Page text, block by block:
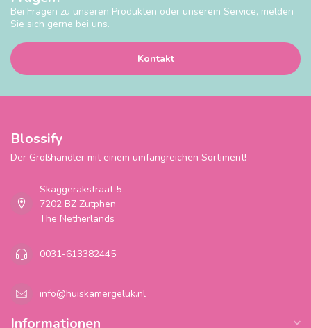
Bei Fragen zu unseren Produkten oder unserem Service, melden
Sie sich gerne bei uns.
Kontakt
Blossify
Der Großhändler mit einem umfangreichen Sortiment!
Skaggerakstraat 5
7202 BZ Zutphen
The Netherlands
0031-613382445
info@huiskamergeluk.nl
Informationen